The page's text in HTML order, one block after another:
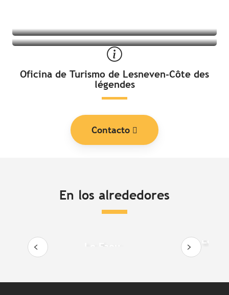
Oficina de Turismo de Lesneven-Côte des
légendes
Contacto
En los alrededores
Le Faou
La